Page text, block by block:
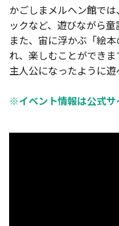
かごしまメルヘン館で
ックなど、遊びながら童
また、宙に浮かぶ「絵
れ、楽しむことができ
主人公になったように遊
※イベント情報は公式サ